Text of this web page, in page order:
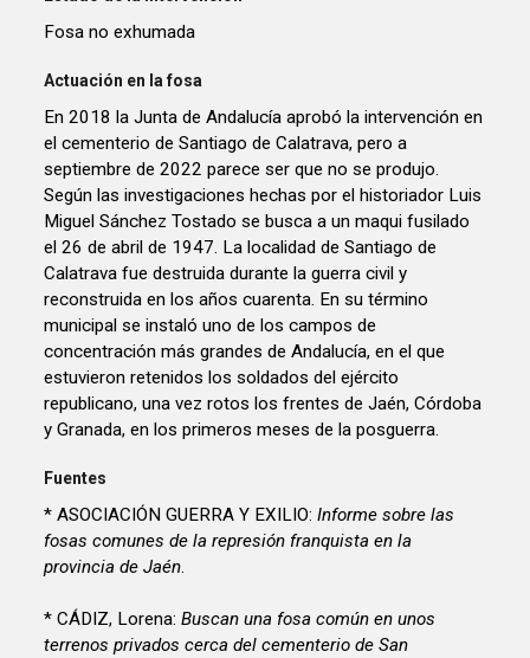
Fosa no exhumada
Actuación en la fosa
En 2018 la Junta de Andalucía aprobó la intervención en
el cementerio de Santiago de Calatrava, pero a
septiembre de 2022 parece ser que no se produjo.
Según las investigaciones hechas por el historiador Luis
Miguel Sánchez Tostado se busca a un maqui fusilado
el 26 de abril de 1947. La localidad de Santiago de
Calatrava fue destruida durante la guerra civil y
reconstruida en los años cuarenta. En su término
municipal se instaló uno de los campos de
concentración más grandes de Andalucía, en el que
estuvieron retenidos los soldados del ejército
republicano, una vez rotos los frentes de Jaén, Córdoba
y Granada, en los primeros meses de la posguerra.
Fuentes
* ASOCIACIÓN GUERRA Y EXILIO:Informe sobre las
fosas comunes de la represión franquista en la
provincia de Jaén.
* CÁDIZ, Lorena:Buscan una fosa común en unos
terrenos privados cerca del cementerio de San